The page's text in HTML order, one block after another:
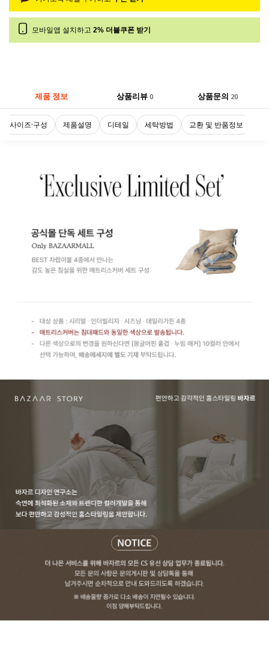
모바일앱 설치하고 2% 더블쿠폰 받기
제품 정보 상품리뷰 0 상품문의 20
사이즈·구성 제품설명 디테일 세탁방법 교환 및 반품정보